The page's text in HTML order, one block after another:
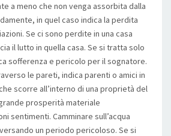
a meno che non venga assorbita dalla
in quel caso indica la perdita
Se ci sono perdite in una casa
il lutto in quella casa. Se si tratta solo
sofferenza e pericolo per il sognatore.
le pareti, indica parenti o amici in
scorre all’interno di una proprietà del
prosperità materiale
sentimenti. Camminare sull’acqua
un periodo pericoloso. Se si